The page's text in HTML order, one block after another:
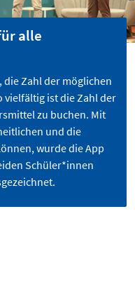
alle
die Zahl der möglichen
vielfältig ist die Zahl der
zu buchen. Mit
und die
wurde die App
Schüler*innen